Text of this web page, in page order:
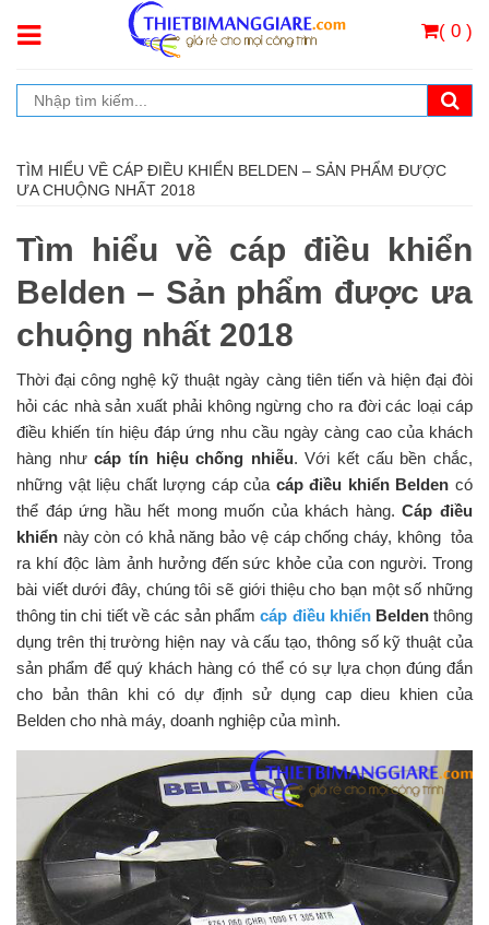
( 0 )
TÌM HIỂU VỀ CÁP ĐIỀU KHIỂN BELDEN – SẢN PHẨM ĐƯỢC
ƯA CHUỘNG NHẤT 2018
Tìm hiểu về cáp điều khiển
Belden – Sản phẩm được ưa
chuộng nhất 2018
Thời đại công nghệ kỹ thuật ngày càng tiên tiến và hiện đại đòi
hỏi các nhà sản xuất phải không ngừng cho ra đời các loại cáp
điều khiến tín hiệu đáp ứng nhu cầu ngày càng cao của khách
hàng nhưcáp tín hiệu chống nhiễu. Với kết cấu bền chắc,
những vật liệu chất lượng cáp của cáp điều khiển Belden có
thể đáp ứng hầu hết mong muốn của khách hàng.Cáp điều
khiển này còn có khả năng bảo vệ cáp chống cháy, không tỏa
ra khí độc làm ảnh hưởng đến sức khỏe của con người. Trong
bài viết dưới đây, chúng tôi sẽ giới thiệu cho bạn một số những
thông tin chi tiết về các sản phẩmcáp điều khiểnBeldenthông
dụng trên thị trường hiện nay và cấu tạo, thông số kỹ thuật của
sản phẩm để quý khách hàng có thể có sự lựa chọn đúng đắn
cho bản thân khi có dự định sử dụng cap dieu khien của
Belden cho nhà máy, doanh nghiệp của mình.